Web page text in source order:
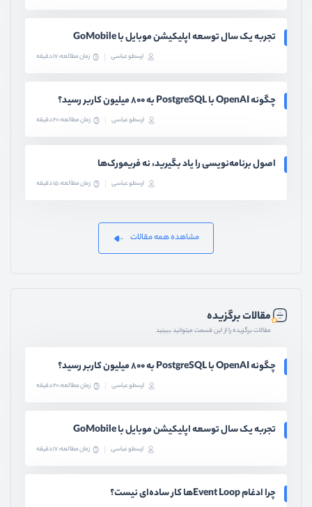
تجربه یک سال توسعه اپلیکیشن موبایل با GoMobile
ارسطو عباسی زمان مطالعه: 17 دقیقه
چگونه OpenAI با PostgreSQL به ۸۰۰ میلیون کاربر رسید؟
ارسطو عباسی زمان مطالعه: 20 دقیقه
اصول برنامه‌نویسی را یاد بگیرید، نه فریمورک‌ها
ارسطو عباسی زمان مطالعه: 15 دقیقه
مشاهده همه مقالات
مقالات برگزیده
مقالات برگزیده را از این قسمت میتوانید ببینید
چگونه OpenAI با PostgreSQL به ۸۰۰ میلیون کاربر رسید؟
ارسطو عباسی زمان مطالعه: 20 دقیقه
تجربه یک سال توسعه اپلیکیشن موبایل با GoMobile
ارسطو عباسی زمان مطالعه: 17 دقیقه
چرا ادغام Event Loopها کار ساده‌ای نیست؟